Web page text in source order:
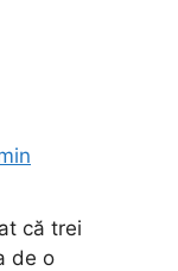
că trei
de o